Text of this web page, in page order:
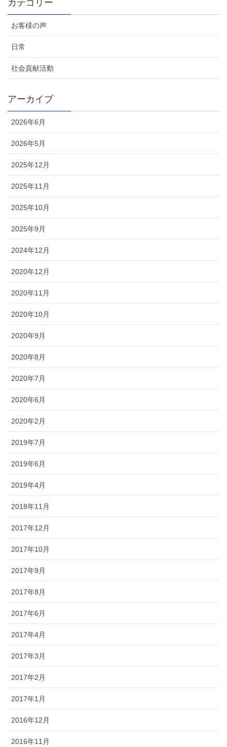
カテゴリー
お客様の声
日常
社会貢献活動
アーカイブ
2026年6月
2026年5月
2025年12月
2025年11月
2025年10月
2025年9月
2024年12月
2020年12月
2020年11月
2020年10月
2020年9月
2020年8月
2020年7月
2020年6月
2020年2月
2019年7月
2019年6月
2019年4月
2018年11月
2017年12月
2017年10月
2017年9月
2017年8月
2017年6月
2017年4月
2017年3月
2017年2月
2017年1月
2016年12月
2016年11月